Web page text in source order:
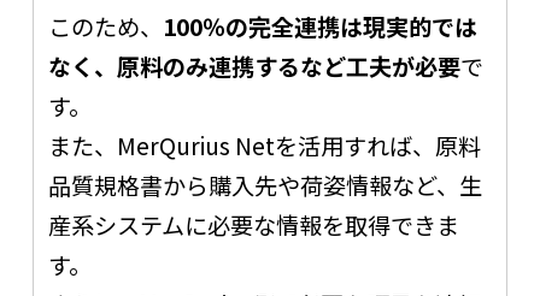
このため、 100％の完全連携は現実的では
なく、原料のみ連携するなど工夫が必要で
す。
また、MerQurius Netを活用すれば、原料
品質規格書から購入先や荷姿情報など、生
産系システムに必要な情報を取得できま
す。